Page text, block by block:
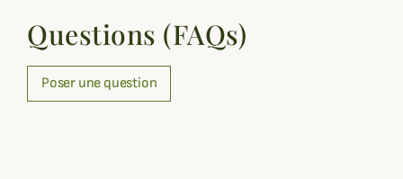
Questions (FAQs)
Poser une question